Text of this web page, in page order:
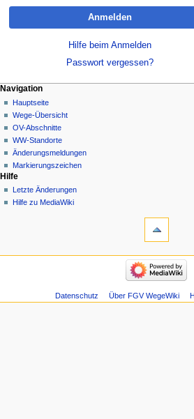
Anmelden
Hilfe beim Anmelden
Passwort vergessen?
Navigation
Hauptseite
Wege-Übersicht
OV-Abschnitte
WW-Standorte
Änderungsmeldungen
Markierungszeichen
Hilfe
Letzte Änderungen
Hilfe zu MediaWiki
Datenschutz Über FGV WegeWiki